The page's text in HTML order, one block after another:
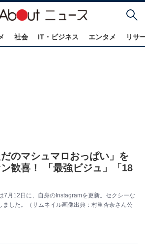
社会 IT・ビジネス エンタメ リサ
のマシュマロおっぱい」を
歓喜！ 「最強ビジュ」「18
7月12日に、自身のInstagramを更新。セクシーな
ました。（サムネイル画像出典：村重杏奈さん公